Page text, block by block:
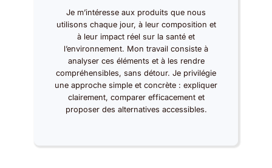
Je m’intéresse aux produits que nous
utilisons chaque jour, à leur composition et
à leur impact réel sur la santé et
l’environnement. Mon travail consiste à
analyser ces éléments et à les rendre
compréhensibles, sans détour. Je privilégie
une approche simple et concrète : expliquer
clairement, comparer efficacement et
proposer des alternatives accessibles.